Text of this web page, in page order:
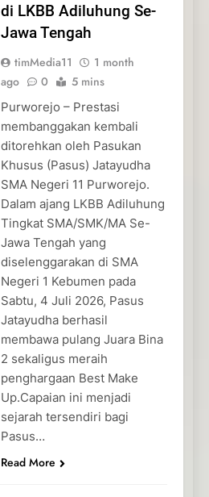
di LKBB Adiluhung Se-
Jawa Tengah
timMedia11
1 month
ago
0 5 mins
Purworejo – Prestasi
membanggakan kembali
ditorehkan oleh Pasukan
Khusus (Pasus) Jatayudha
SMA Negeri 11 Purworejo.
Dalam ajang LKBB Adiluhung
Tingkat SMA/SMK/MA Se-
Jawa Tengah yang
diselenggarakan di SMA
Negeri 1 Kebumen pada
Sabtu, 4 Juli 2026, Pasus
Jatayudha berhasil
membawa pulang Juara Bina
2 sekaligus meraih
penghargaan Best Make
Up.Capaian ini menjadi
sejarah tersendiri bagi
Pasus…
Read More